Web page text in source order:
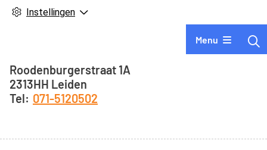
Instellingen
Hoofdmenu
Menu
Adresgegevens
Roodenburgerstraat 1A
2313HH Leiden
071-5120502